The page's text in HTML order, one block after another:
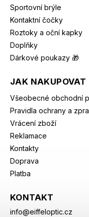
Sportovní brýle
Kontaktní čočky
Roztoky a oční kapky
Doplňky
Dárkové poukazy 🎁
JAK NAKUPOVAT
Všeobecné obchodní
Pravidla ochrany a
Vrácení zboží
Reklamace
Kontakty
Doprava
Platba
KONTAKT
info@eiffeloptic.cz